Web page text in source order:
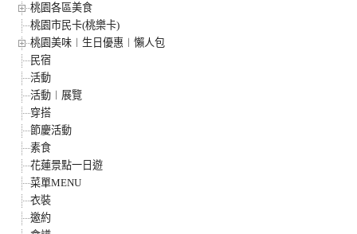
桃園各區美食
桃園市民卡(桃樂卡)
桃園美味︱生日優惠︱懶人包
民宿
活動
活動︱展覽
穿搭
節慶活動
素食
花蓮景點一日遊
菜單MENU
衣裝
邀約